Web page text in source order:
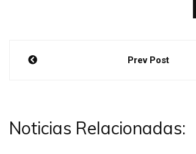
Navegación
Prev Post
Noticias Relacionadas: